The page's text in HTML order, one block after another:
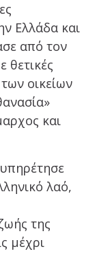
Ελλάδα και
από τον
θετικές
οικείων
και
λαό,
της
μέχρι